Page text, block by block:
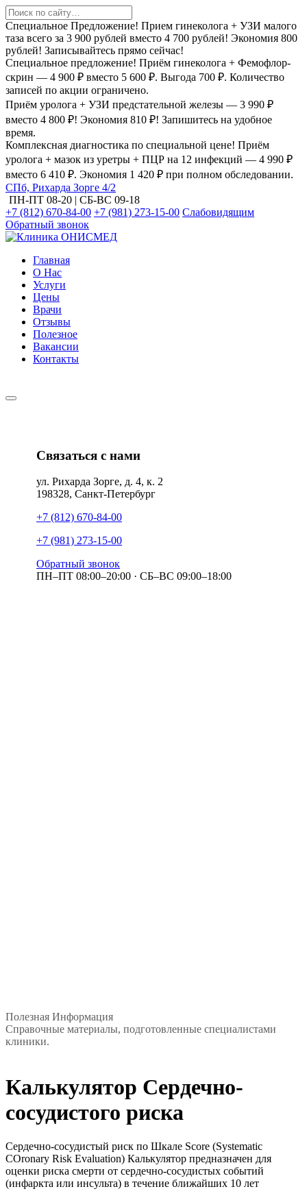
Специальное Предложение! Прием гинеколога + УЗИ малого
таза всего за 3 900 рублей вместо 4 700 рублей! Экономия 800
рублей! Записывайтесь прямо сейчас!
Специальное предложение! Приём гинеколога + Фемофлор-
скрин — 4 900 ₽ вместо 5 600 ₽. Выгода 700 ₽. Количество
записей по акции ограничено.
Приём уролога + УЗИ предстательной железы — 3 990 ₽
вместо 4 800 ₽! Экономия 810 ₽! Запишитесь на удобное
время.
Комплексная диагностика по специальной цене! Приём
уролога + мазок из уретры + ПЦР на 12 инфекций — 4 990 ₽
вместо 6 410 ₽. Экономия 1 420 ₽ при полном обследовании.
СПб, Рихарда Зорге 4/2
ПН-ПТ 08-20 | СБ-ВС 09-18
+7 (812) 670-84-00 +7 (981) 273-15-00 Слабовидящим
Обратный звонок
Главная
О Нас
Услуги
Цены
Врачи
Отзывы
Полезное
Вакансии
Контакты
Связаться с нами
ул. Рихарда Зорге, д. 4, к. 2
198328, Санкт-Петербург
+7 (812) 670-84-00
+7 (981) 273-15-00
Обратный звонок
ПН–ПТ 08:00–20:00 · СБ–ВС 09:00–18:00
Полезная Информация
Справочные материалы, подготовленные специалистами
клиники.
Калькулятор Сердечно-
сосудистого риска
Сердечно-сосудистый риск по Шкале Score (Systematic
COronary Risk Evaluation) Калькулятор предназначен для
оценки риска смерти от сердечно-сосудистых событий
(инфаркта или инсульта) в течение ближайших 10 лет